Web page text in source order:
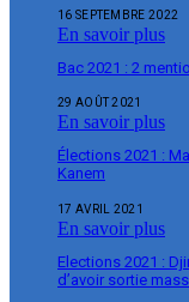
16 SEPTEMBRE 2022
En savoir plus
Bac 2021 : 2
29 AOÛT 2021
En savoir plus
Élections 2021 :
Kanem
17 AVRIL 2021
En savoir plus
Elections 2021 :
d’avoir sortie